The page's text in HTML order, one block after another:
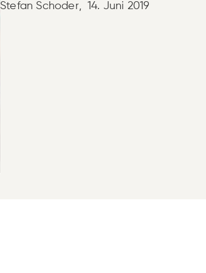
Stefan Schoder, 14. Juni 2019